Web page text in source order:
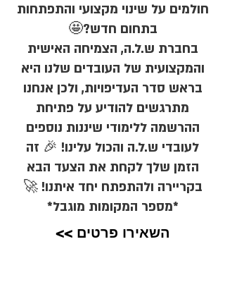
חולמים על שינוי מקצועי והתפתחות
בתחום חדש?🤩
בחברת ש.ל.ה, הצמיחה האישית
והמקצועית של העובדים שלנו היא
בראש סדר העדיפויות, ולכן אנחנו
מתרגשים להודיע על פתיחת
ההרשמה ללימודי שיננות נוספים
לעובדי ש.ל.ה והכול עלינו! 🎉 זה
הזמן שלך לקחת את הצעד הבא
בקריירה ולהתפתח יחד איתנו! 🚀
*מספר המקומות מוגבל*
השאירו פרטים >>